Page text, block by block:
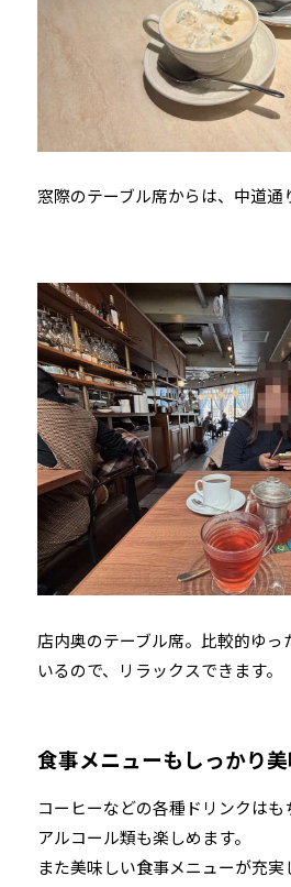
窓際のテーブル席からは、中道通
店内奥のテーブル席。比較的ゆっ
いるので、リラックスできます。
食事メニューもしっかり
コーヒーなどの各種ドリンクは
アルコール類も楽しめます。
また美味しい食事メニューが充